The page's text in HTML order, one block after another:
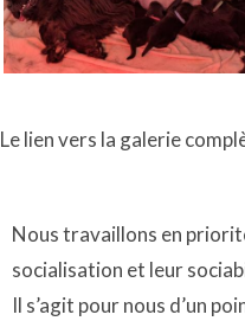
Le lien vers la galerie
Nous travaillons en
socialisation et leur
Il s’agit pour nous d’un